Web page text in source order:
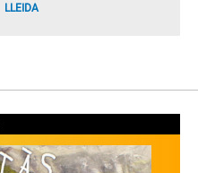
LLEIDA